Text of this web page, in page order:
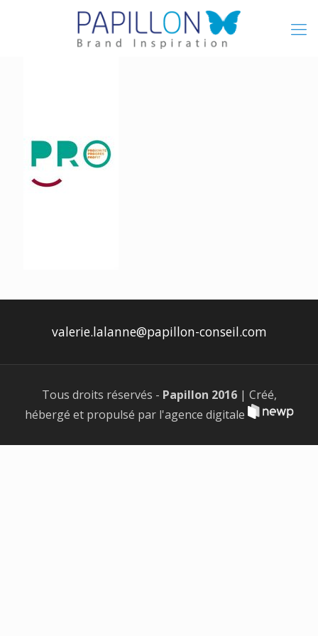
valerie.lalanne@papillon-conseil.com
Tous droits réservés - Papillon 2016| Créé,
hébergé et propulsé par l'agence digitale